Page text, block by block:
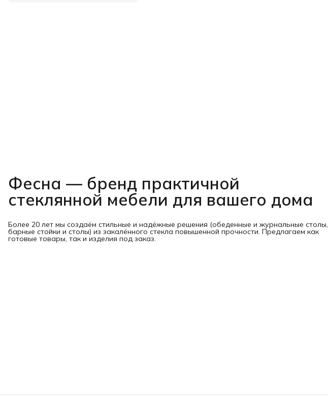
Фесна — бренд практичной
стеклянной мебели для вашего дома
Более 20 лет мы создаём стильные и надёжные решения (обеденные и журнальные столы,
барные стойки и столы) из закалённого стекла повышенной прочности. Предлагаем как
готовые товары, так и изделия под заказ.